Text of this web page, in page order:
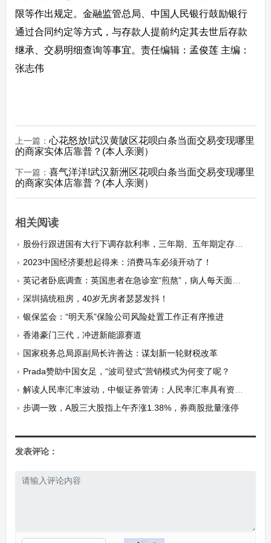
限等作出规定。金融监管总局、中国人民银行鼓励银行
通过合同约定等方式，与存款人提前约定其去世后存款
继承、交易明细查询等事宜。责任编辑：孟俊莲 主编：
张志伟
上一篇： 心花怒放!武汉黄陂区花呗白条当面交易变现哪里
的商家实体店靠普？(本人亲测）
下一篇： 喜气洋洋!武汉新洲区花呗白条当面交易变现哪里
的商家实体店靠普？(本人亲测）
相关阅读
股份行跟进国有大行下调存款利率，三年期、五年期定存降15个基点
2023中国经济要想起得来：消费马车必须开动了！
英记者卧底调查：英国患者在急诊室“煎熬”，病人每天面临痛苦和侮辱
深圳搞统租房，40岁无房者瑟瑟发抖！
银保监会：“明天系”保险公司风险处置工作正有序推进
香港豪门三代，冲进新能源赛道
国家税务总局原副局长许善达：谋划新一轮财税改革
Prada赞助中国女足，“波司登式”营销模式为何变了呢？
解读人民率汇率波动，中银证券管涛：人民率汇率具有资产价格属性
步调一致，A股三大股指上午齐涨1.38%，券商股批量涨停
发表评论：